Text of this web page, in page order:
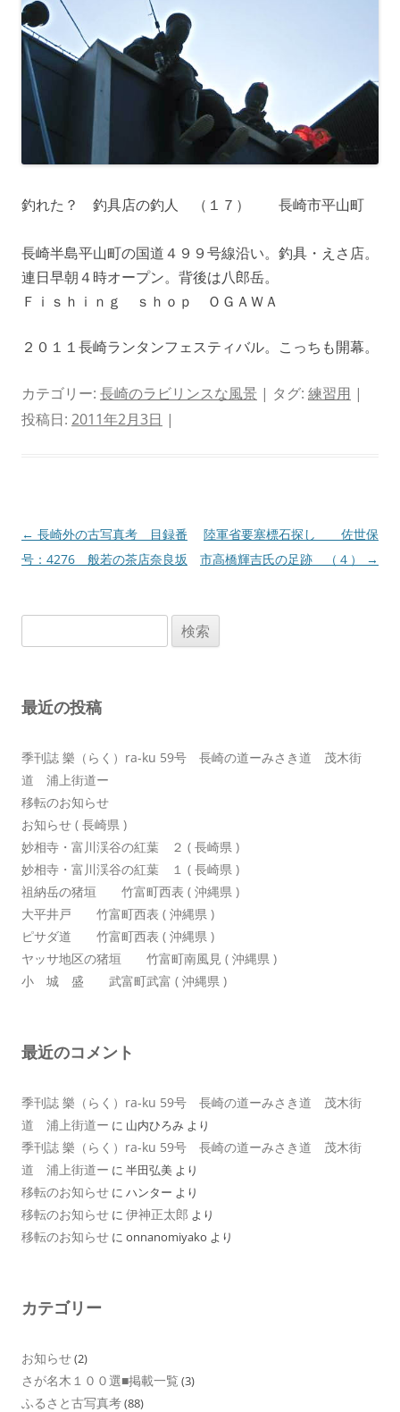
釣れた？ 釣具店の釣人 （１７） 長崎市平山町
長崎半島平山町の国道４９９号線沿い。釣具・えさ店。
連日早朝４時オープン。背後は八郎岳。
Ｆｉｓｈｉｎｇ ｓｈｏｐ ＯＧＡＷＡ
２０１１長崎ランタンフェスティバル。こっちも開幕。
カテゴリー: 長崎のラビリンスな風景 | タグ: 練習用 |
投稿日: 2011年2月3日 |
投
稿
ョ
← 長崎外の古写真考 目録番
号：4276 般若の茶店奈良坂
陸軍省要塞標石探し 佐世保
市高橋輝吉氏の足跡 （４）
→
索:
最近の投稿
季刊誌 樂（らく）ra-ku 59号 長崎の道ーみさき道 茂木街
道 浦上街道ー
移転のお知らせ
お知らせ ( 長崎県 )
妙相寺・富川渓谷の紅葉 ２ ( 長崎県 )
妙相寺・富川渓谷の紅葉 １ ( 長崎県 )
祖納岳の猪垣 竹富町西表 ( 沖縄県 )
大平井戸 竹富町西表 ( 沖縄県 )
ピサダ道 竹富町西表 ( 沖縄県 )
ヤッサ地区の猪垣 竹富町南風見 ( 沖縄県 )
小 城 盛 武富町武富 ( 沖縄県 )
最近のコメント
季刊誌 樂（らく）ra-ku 59号 長崎の道ーみさき道 茂木街
道 浦上街道ー に 山内ひろみ より
季刊誌 樂（らく）ra-ku 59号 長崎の道ーみさき道 茂木街
道 浦上街道ー に 半田弘美 より
移転のお知らせ に ハンター より
移転のお知らせ に 伊神正太郎 より
移転のお知らせ に onnanomiyako より
カテゴリー
お知らせ(2)
さが名木１００選■掲載一覧 (3)
ふるさと古写真考(88)